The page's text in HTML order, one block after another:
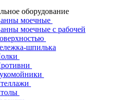
оборудование
моечные
моечные с рабочей
шпилька